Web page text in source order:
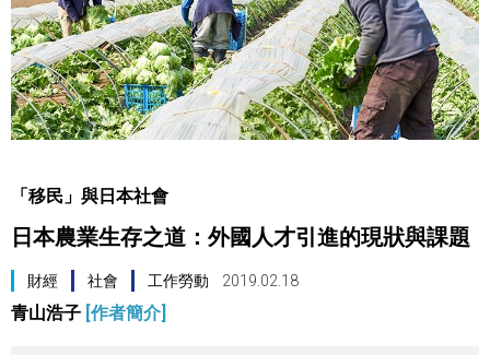
简体字
Français
Español
Русский
最新報導
深度報導
日本指南
「移民」與日本社會
日本農業生存之道：外國人才引進的現狀與課題
財經 社會 工作勞動 2019.02.18
青山浩子 [作者簡介]